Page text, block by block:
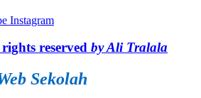
Instagram
reserved by Ali Tralala
Sekolah